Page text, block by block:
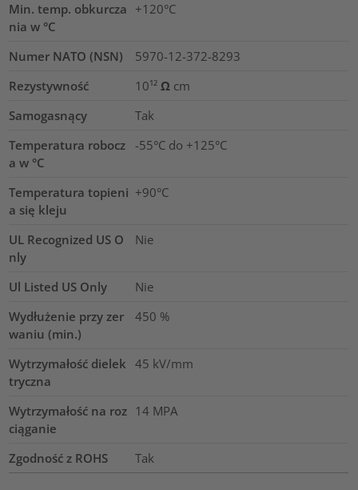
Min. temp. obkurcza
nia w °C
+120°C
Numer NATO (NSN)
5970-12-372-8293
Rezystywność
10¹² Ω cm
Samogasnący
Tak
Temperatura robocz
a w °C
-55°C do +125°C
Temperatura topieni
a się kleju
+90°C
UL Recognized US O
nly
Nie
Ul Listed US Only
Nie
Wydłużenie przy zer
waniu (min.)
450 %
Wytrzymałość dielek
tryczna
45 kV/mm
Wytrzymałość na roz
ciąganie
14 MPA
Zgodność z ROHS Tak